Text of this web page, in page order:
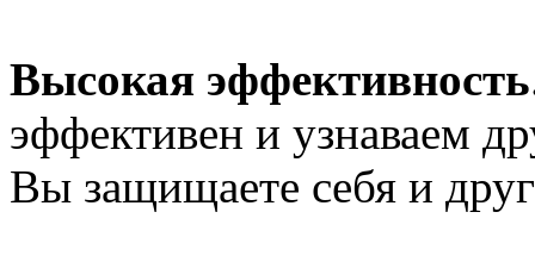
Высокая эффективность
эффективен и узнаваем
Вы защищаете себя и